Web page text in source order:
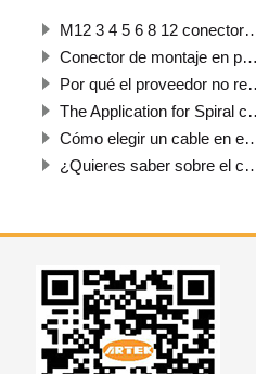
M12 3 4 5 6 8 12 conector de 17 pines
Conector de montaje en panel M8
Por qué el proveedor no responde a nuestra consulta
The Application for Spiral cble or Coil Cable
Cómo elegir un cable en espiral adecuado según nuestra propia solicitud
¿Quieres saber sobre el conector divisor tipo M12 Y?